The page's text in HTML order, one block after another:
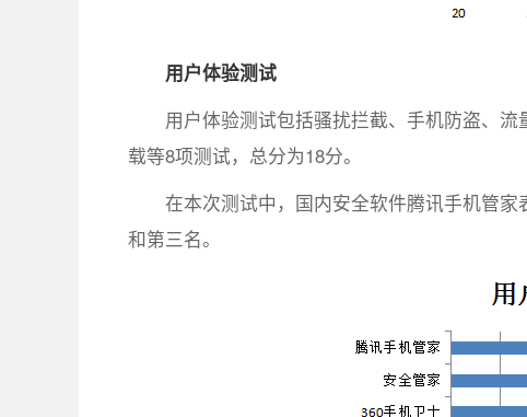
用户体验测试
用户体验测试包括骚扰拦截、手机防盗、
载等8项测试，总分为18分。
在本次测试中，国内安全软件腾讯手机管
和第三名。